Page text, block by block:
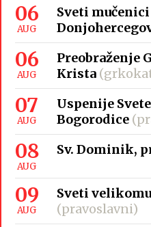
06
AUG
Sveti
06
AUG
Preobraženje
Krista
07
AUG
Uspenije
Bogorodice
08
AUG
Sv. Dominik,
09
AUG
Sveti
(pravoslavni)